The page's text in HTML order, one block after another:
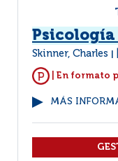
Skinner, Charles
| En formato
MÁS